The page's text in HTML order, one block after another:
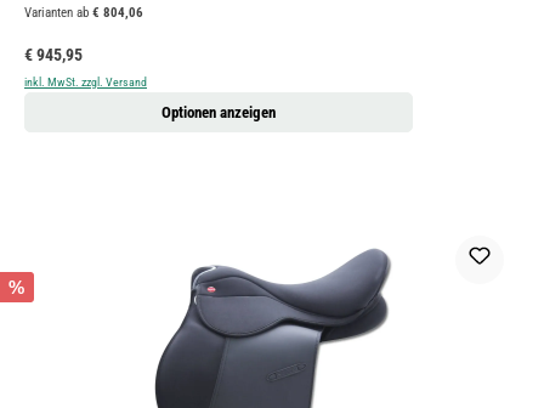
Varianten ab € 804,06
Regulärer Preis:
€ 945,95
inkl. MwSt. zzgl. Versand
Optionen anzeigen
%